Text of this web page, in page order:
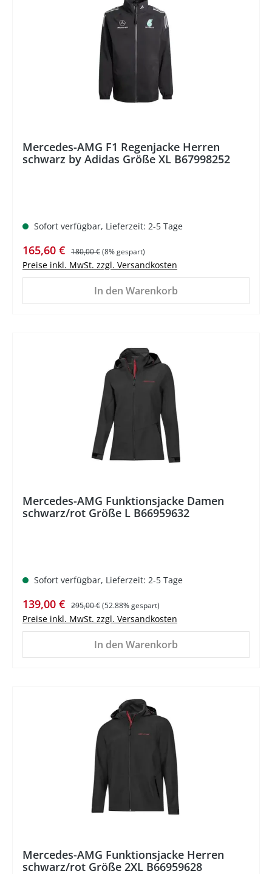
Mercedes-AMG F1 Regenjacke Herren
schwarz by Adidas Größe XL B67998252
Sofort verfügbar, Lieferzeit: 2-5 Tage
Verkaufspreis:
165,60 € Regulärer Preis:
180,00 €(8% gespart)
Preise inkl. MwSt. zzgl. Versandkosten
In den Warenkorb
Mercedes-AMG Funktionsjacke Damen
schwarz/rot Größe L B66959632
Sofort verfügbar, Lieferzeit: 2-5 Tage
Verkaufspreis:
139,00 € Regulärer Preis:
295,00 €(52.88% gespart)
Preise inkl. MwSt. zzgl. Versandkosten
In den Warenkorb
Mercedes-AMG Funktionsjacke Herren
schwarz/rot Größe 2XL B66959628